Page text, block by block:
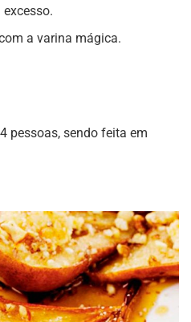
excesso.
a varina mágica.
pessoas, sendo feita em